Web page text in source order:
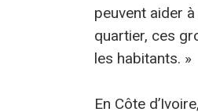
peuvent aider
quartier, ces
les habitants. »
En Côte